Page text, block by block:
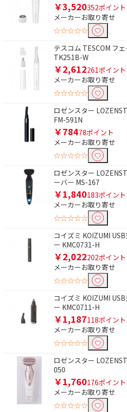
￥3,520352ポイント
メーカーお取り寄せ
☆☆☆☆☆
テスコム TESCOM フ
TK251B-W
￥2,612261ポイント
メーカーお取り寄せ
☆☆☆☆☆
ロゼンスター
FM-591N
￥78478ポイント
メーカーお取り寄せ
☆☆☆☆☆
ロゼンスター
ーバー MS-167
￥1,840183ポイント
メーカーお取り寄せ
☆☆☆☆☆
コイズミ KOIZUMI
ー KMC0731-H
￥2,022202ポイント
メーカーお取り寄せ
☆☆☆☆☆
コイズミ KOIZUMI
ー KMC0711-H
￥1,187118ポイント
メーカーお取り寄せ
☆☆☆☆☆
ロゼンスター
050
￥1,760176ポイント
メーカーお取り寄せ
☆☆☆☆☆
価格で絞り込む
円
電源方式で絞り込む
充電式
種類で絞り込む
その他
眉毛シェーバー
耳毛カッター
ボディシェーバー
使用可能電圧で絞り込む
AC100-240V
刃の枚数で絞り込む
1枚刃
洗浄方式で絞り込む
水洗い対応
駆動方式で絞り込む
往復式
対応電圧で絞り込む
AC100V-240V